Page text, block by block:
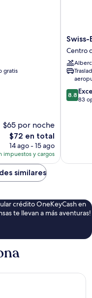
gratis
$65 por noche
El
precio
actual
es
de
$72
$72 en total
14 ago - 15 ago
impuestos y cargos
Swiss-
Belhotel
Manado
Centro
Manado
Centro
8.8
de
8.8
83
similares
crédito OneKeyCash en
te llevan a más aventuras!